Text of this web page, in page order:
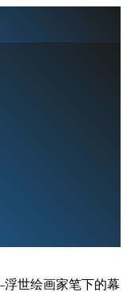
世绘画家笔下的幕